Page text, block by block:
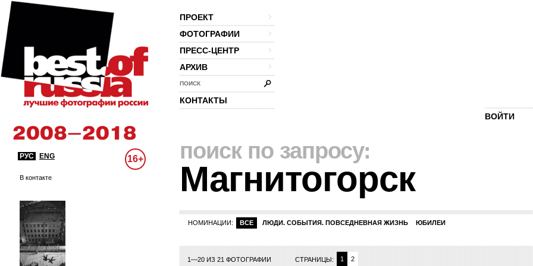
ПРОЕКТ
ФОТОГРАФИИ
ПРЕСС-ЦЕНТР
АРХИВ
ПОИСК
КОНТАКТЫ
ВОЙТИ
РУС ENG 16+
В контакте
поиск по запросу:
Магнитогорск
НОМИНАЦИИ: ВСЕ ЛЮДИ. СОБЫТИЯ. ПОВСЕДНЕВНАЯ ЖИЗНЬ ЮБИЛЕИ
1—20 ИЗ 21 ФОТОГРАФИИ СТРАНИЦЫ: 1 2